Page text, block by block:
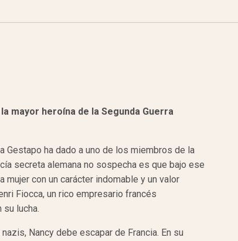
la mayor heroína de la Segunda Guerra
Gestapo ha dado a uno de los miembros de la
secreta alemana no sospecha es que bajo ese
mujer con un carácter indomable y un valor
Fiocca, un rico empresario francés
lucha.
Nancy debe escapar de Francia. En su